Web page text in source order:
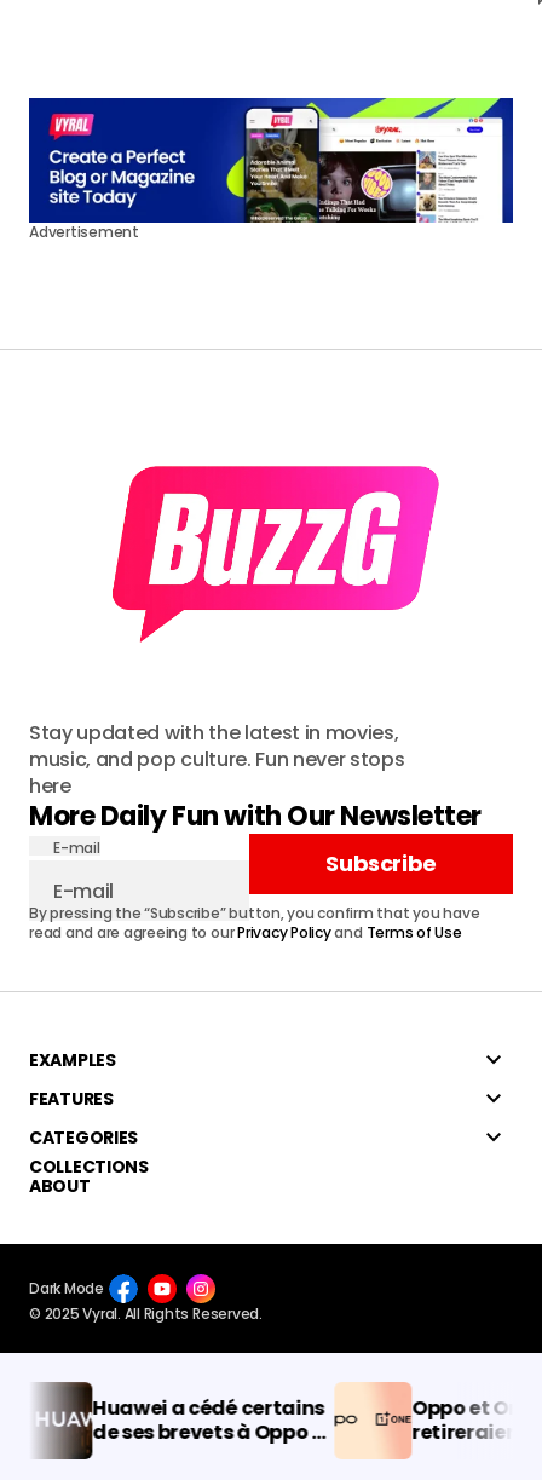
Advertisement
Stay updated with the latest in movies,
music, and pop culture. Fun never stops
here
More Daily Fun with Our Newsletter
E-mail
Subscribe
By pressing the “Subscribe” button, you confirm that you have
read and are agreeing to ourPrivacy Policyand Terms of Use
EXAMPLES
FEATURES
CATEGORIES
COLLECTIONS
ABOUT
© 2025 Vyral. All Rights Reserved.
Dark Mode
Huawei a cédé certains
de ses brevets à Oppo et
Samsung pour gagner
Oppo et
retireraient de
pays